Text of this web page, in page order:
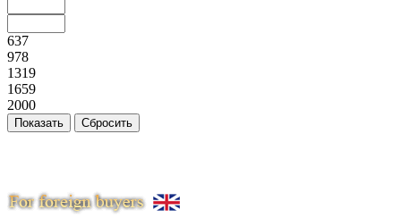
637
978
1319
1659
2000